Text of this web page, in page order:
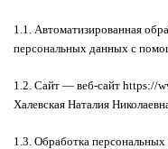
1.1. Автоматизированная
персональных данных с
1.2. Сайт — веб-сайт https://
Халевская Наталия
1.3. Обработка